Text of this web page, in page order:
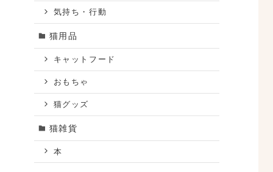
気持ち・行動
猫用品
キャットフード
おもちゃ
猫グッズ
猫雑貨
本